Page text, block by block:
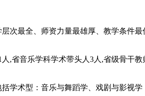
次最全、师资力量最雄厚、教学条件
,省音乐学科学术带头人3人,省级骨干
学术型：音乐与舞蹈学、戏剧与影视